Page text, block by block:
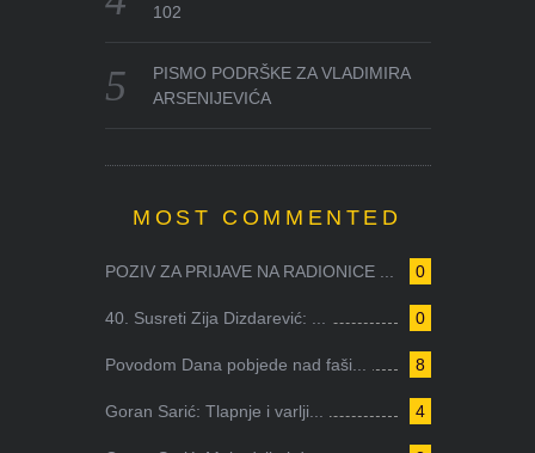
102
PISMO PODRŠKE ZA VLADIMIRA
ARSENIJEVIĆA
MOST COMMENTED
0
POZIV ZA PRIJAVE NA RADIONICE ...
0
40. Susreti Zija Dizdarević: ...
8
Povodom Dana pobjede nad faši...
4
Goran Sarić: Tlapnje i varlji...